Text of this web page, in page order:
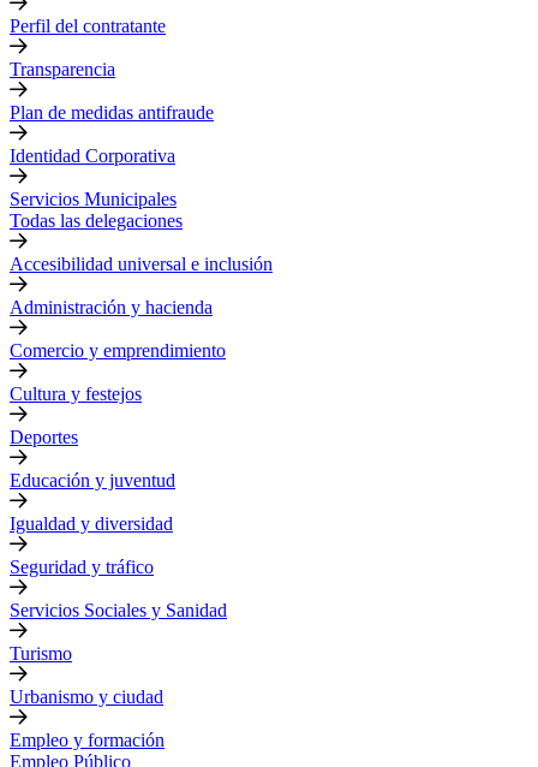
Perfil del contratante
Transparencia
Plan de medidas antifraude
Identidad Corporativa
Servicios Municipales
Todas las delegaciones
Accesibilidad universal e inclusión
Administración y hacienda
Comercio y emprendimiento
Cultura y festejos
Deportes
Educación y juventud
Igualdad y diversidad
Seguridad y tráfico
Servicios Sociales y Sanidad
Turismo
Urbanismo y ciudad
Empleo y formación
Empleo Público